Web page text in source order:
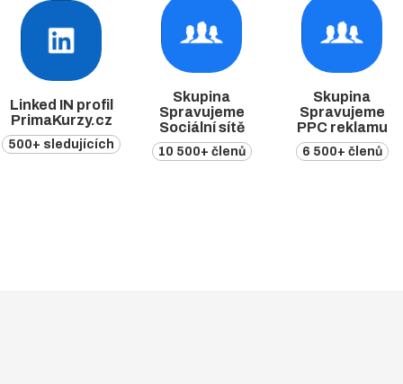
Linked IN profil
PrimaKurzy.cz
500+ sledujících
Skupina
Spravujeme
Sociální sítě
10 500+ členů
Skupina
Spravujeme
PPC reklamu
6 500+ členů